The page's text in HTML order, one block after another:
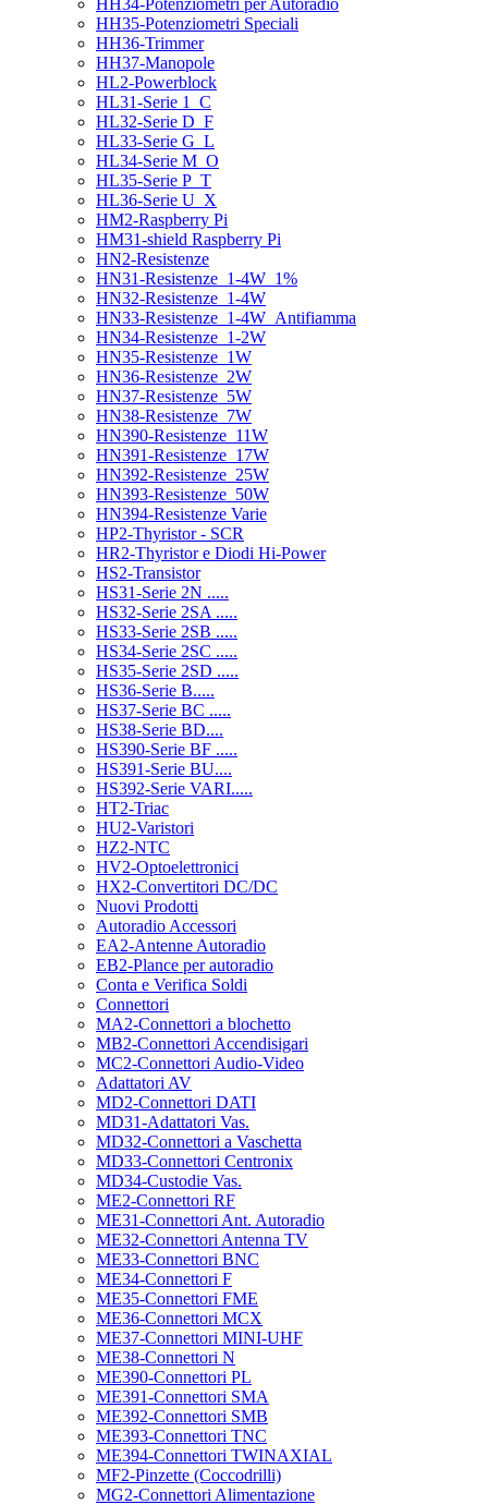
HH34-Potenziometri per Autoradio
HH35-Potenziometri Speciali
HH36-Trimmer
HH37-Manopole
HL2-Powerblock
HL31-Serie 1_C
HL32-Serie D_F
HL33-Serie G_L
HL34-Serie M_O
HL35-Serie P_T
HL36-Serie U_X
HM2-Raspberry Pi
HM31-shield Raspberry Pi
HN2-Resistenze
HN31-Resistenze_1-4W_1%
HN32-Resistenze_1-4W
HN33-Resistenze_1-4W_Antifiamma
HN34-Resistenze_1-2W
HN35-Resistenze_1W
HN36-Resistenze_2W
HN37-Resistenze_5W
HN38-Resistenze_7W
HN390-Resistenze_11W
HN391-Resistenze_17W
HN392-Resistenze_25W
HN393-Resistenze_50W
HN394-Resistenze Varie
HP2-Thyristor - SCR
HR2-Thyristor e Diodi Hi-Power
HS2-Transistor
HS31-Serie 2N .....
HS32-Serie 2SA .....
HS33-Serie 2SB .....
HS34-Serie 2SC .....
HS35-Serie 2SD .....
HS36-Serie B.....
HS37-Serie BC .....
HS38-Serie BD....
HS390-Serie BF .....
HS391-Serie BU....
HS392-Serie VARI.....
HT2-Triac
HU2-Varistori
HZ2-NTC
HV2-Optoelettronici
HX2-Convertitori DC/DC
Nuovi Prodotti
Autoradio Accessori
EA2-Antenne Autoradio
EB2-Plance per autoradio
Conta e Verifica Soldi
Connettori
MA2-Connettori a blochetto
MB2-Connettori Accendisigari
MC2-Connettori Audio-Video
Adattatori AV
MD2-Connettori DATI
MD31-Adattatori Vas.
MD32-Connettori a Vaschetta
MD33-Connettori Centronix
MD34-Custodie Vas.
ME2-Connettori RF
ME31-Connettori Ant. Autoradio
ME32-Connettori Antenna TV
ME33-Connettori BNC
ME34-Connettori F
ME35-Connettori FME
ME36-Connettori MCX
ME37-Connettori MINI-UHF
ME38-Connettori N
ME390-Connettori PL
ME391-Connettori SMA
ME392-Connettori SMB
ME393-Connettori TNC
ME394-Connettori TWINAXIAL
MF2-Pinzette (Coccodrilli)
MG2-Connettori Alimentazione